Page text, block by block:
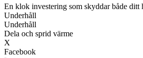
En klok investering som skyddar både ditt
Underhåll
Underhåll
Dela och sprid värme
X
Facebook